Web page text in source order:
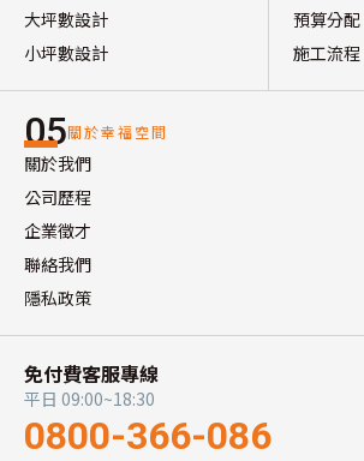
大坪數設計
小坪數設計
預算分配
施工流程
05關於幸福空間
關於我們
公司歷程
企業徵才
聯絡我們
隱私政策
免付費客服專線
平日 09:00~18:30
0800-366-086